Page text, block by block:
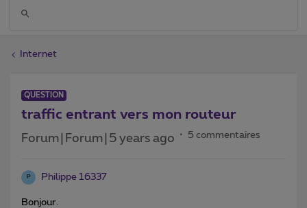
Internet
QUESTION
traffic entrant vers mon routeur
Forum|Forum|5 years ago 5 commentaires
P Philippe 16337
Bonjour.